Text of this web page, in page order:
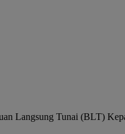
Langsung Tunai (BLT)